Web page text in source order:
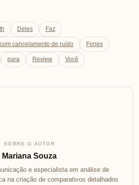
Deles Faz
cancelamento de ruído Fones
para Review Você
SOBRE O AUTOR
Mariana Souza
e especialista em análise de
na criação de comparativos detalhados